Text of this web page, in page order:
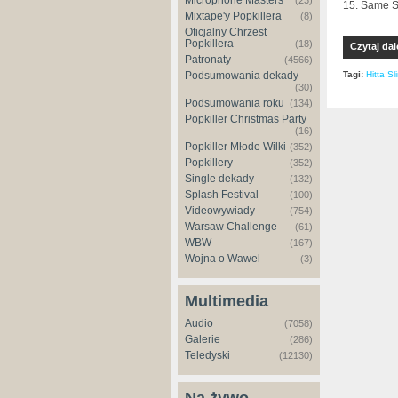
Mixtape'y Popkillera (8)
Oficjalny Chrzest
Popkillera
(18)
Patronaty (4566)
Podsumowania dekady
(30)
Podsumowania roku (134)
Popkiller Christmas Party
(16)
Popkiller Młode Wilki (352)
Popkillery (352)
Single dekady (132)
Splash Festival (100)
Videowywiady (754)
Warsaw Challenge (61)
WBW (167)
Wojna o Wawel (3)
Multimedia
Audio (7058)
Galerie (286)
Teledyski (12130)
15. Same
Czytaj
Tagi: Hitta